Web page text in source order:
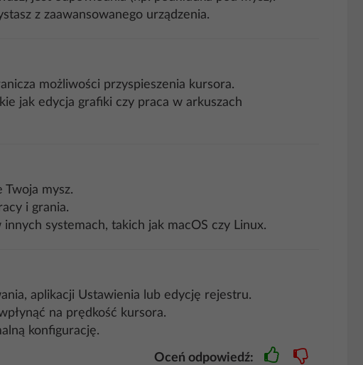
z zaawansowanego urządzenia.
możliwości przyspieszenia kursora.
jak edycja grafiki czy praca w arkuszach
mysz.
i grania.
systemach, takich jak macOS czy Linux.
aplikacji Ustawienia lub edycję rejestru.
na prędkość kursora.
konfigurację.
Oceń odpowiedź: